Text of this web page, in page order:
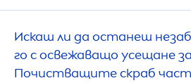
Искаш ли да останеш
го с освежаващо усещане
Почистващите скраб